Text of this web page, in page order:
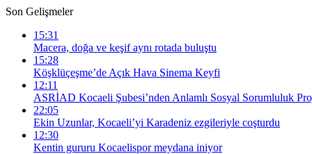
Son Gelişmeler
15:31
Macera, doğa ve keşif aynı rotada buluştu
15:28
Köşklüçeşme’de Açık Hava Sinema Keyfi
12:11
ASRİAD Kocaeli Şubesi’nden Anlamlı Sosyal Sorumluluk
22:05
Ekin Uzunlar, Kocaeli’yi Karadeniz ezgileriyle coşturdu
12:30
Kentin gururu Kocaelispor meydana iniyor